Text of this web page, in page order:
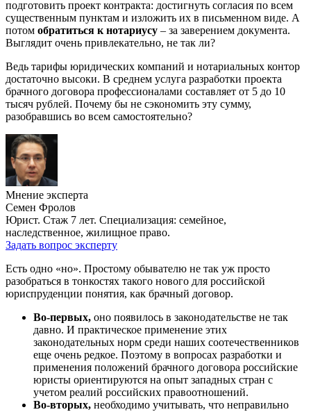
подготовить проект контракта: достигнуть согласия по всем
существенным пунктам и изложить их в письменном виде. А
потом обратиться к нотариусу – за заверением документа.
Выглядит очень привлекательно, не так ли?
Ведь тарифы юридических компаний и нотариальных контор
достаточно высоки. В среднем услуга разработки проекта
брачного договора профессионалами составляет от 5 до 10
тысяч рублей. Почему бы не сэкономить эту сумму,
разобравшись во всем самостоятельно?
Мнение эксперта
Семен Фролов
Юрист. Стаж 7 лет. Специализация: семейное,
наследственное, жилищное право.
Задать вопрос эксперту
Есть одно «но». Простому обывателю не так уж просто
разобраться в тонкостях такого нового для российской
юриспруденции понятия, как брачный договор.
Во-первых, оно появилось в законодательстве не так
давно. И практическое применение этих
законодательных норм среди наших соотечественников
еще очень редкое. Поэтому в вопросах разработки и
применения положений брачного договора российские
юристы ориентируются на опыт западных стран с
учетом реалий российских правоотношений.
Во-вторых, необходимо учитывать, что неправильно